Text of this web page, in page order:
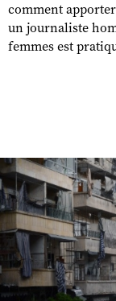
comment
un journaliste
femmes est